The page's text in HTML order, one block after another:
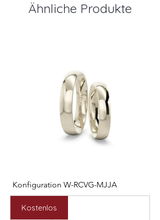
Ähnliche Produkte
Konfiguration W-RCVG-MJJA
Preis
2.531,00 €
Preis
Kostenlos